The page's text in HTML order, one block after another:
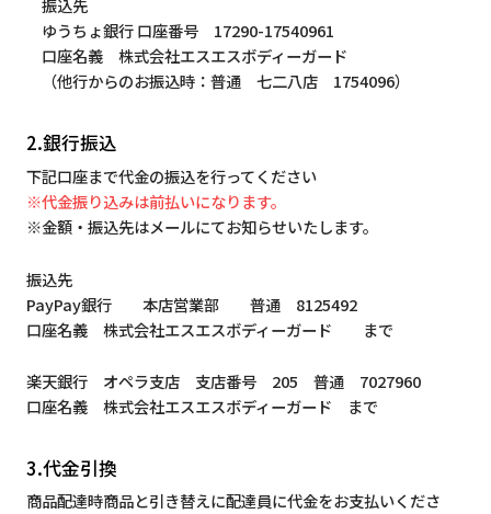
振込先
ゆうちょ銀行 口座番号 17290-17540961
口座名義 株式会社エスエスボディーガード
（他行からのお振込時：普通 七二八店 1754096）
2.銀行振込
下記口座まで代金の振込を行ってください
※代金振り込みは前払いになります。
※金額・振込先はメールにてお知らせいたします。
振込先
PayPay銀行 本店営業部 普通 8125492
口座名義 株式会社エスエスボディーガード まで
楽天銀行 オペラ支店 支店番号 205 普通 7027960
口座名義 株式会社エスエスボディーガード まで
3.代金引換
商品配達時商品と引き替えに配達員に代金をお支払いくださ